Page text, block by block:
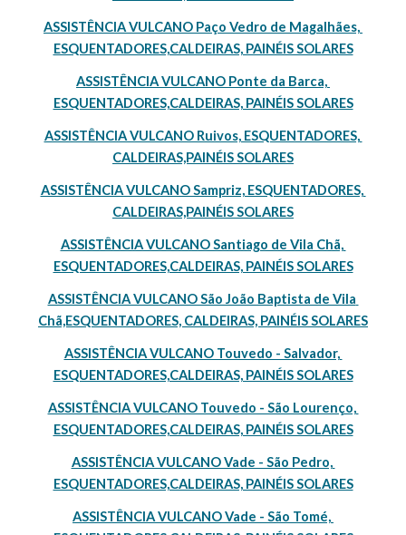
ASSISTÊNCIA VULCANO Paço Vedro de Magalhães,
ESQUENTADORES,CALDEIRAS, PAINÉIS SOLARES
ASSISTÊNCIA VULCANO Ponte da Barca,
ESQUENTADORES,CALDEIRAS, PAINÉIS SOLARES
ASSISTÊNCIA VULCANO Ruivos, ESQUENTADORES,
CALDEIRAS,PAINÉIS SOLARES
ASSISTÊNCIA VULCANO Sampriz, ESQUENTADORES,
CALDEIRAS,PAINÉIS SOLARES
ASSISTÊNCIA VULCANO Santiago de Vila Chã,
ESQUENTADORES,CALDEIRAS, PAINÉIS SOLARES
ASSISTÊNCIA VULCANO São João Baptista de Vila
Chã,ESQUENTADORES, CALDEIRAS, PAINÉIS SOLARES
ASSISTÊNCIA VULCANO Touvedo - Salvador,
ESQUENTADORES,CALDEIRAS, PAINÉIS SOLARES
ASSISTÊNCIA VULCANO Touvedo - São Lourenço,
ESQUENTADORES,CALDEIRAS, PAINÉIS SOLARES
ASSISTÊNCIA VULCANO Vade - São Pedro,
ESQUENTADORES,CALDEIRAS, PAINÉIS SOLARES
ASSISTÊNCIA VULCANO Vade - São Tomé,